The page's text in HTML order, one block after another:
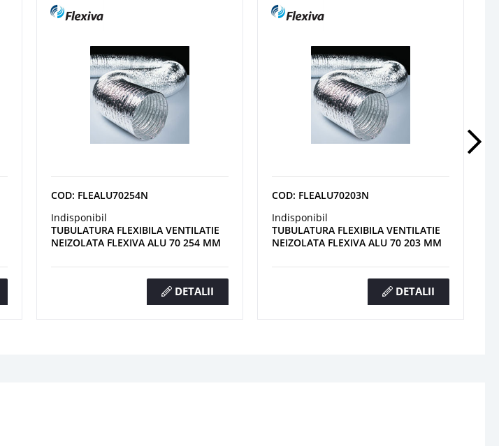
COD: FLEALU70254N
Indisponibil
TUBULATURA FLEXIBILA VENTILATIE
NEIZOLATA FLEXIVA ALU 70 254 MM
DETALII
COD: FLEALU70203N
Indisponibil
TUBULATURA FLEXIBILA VENTILATIE
NEIZOLATA FLEXIVA ALU 70 203 MM
DETALII